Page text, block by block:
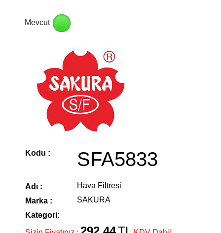
Mevcut
Kodu : SFA5833
Adı :
Hava Filtresi
Marka :
SAKURA
Kategori: